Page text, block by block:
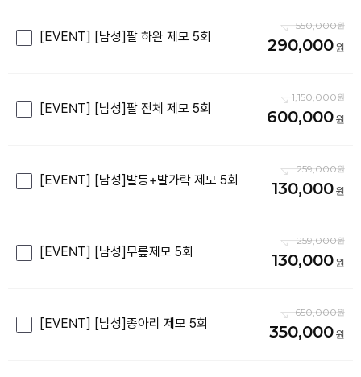
[EVENT] [남성]팔 하완 제모 5회
550,000
290,000
[EVENT] [남성]팔 전체 제모 5회
1,150,000
600,000
[EVENT] [남성]발등+발가락 제모 5회
259,000
130,000
[EVENT] [남성]무릎제모 5회
259,000
130,000
[EVENT] [남성]종아리 제모 5회
650,000
350,000